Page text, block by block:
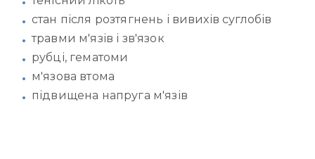
стан після розтягнень і вивихів суглобів
травми м'язів і зв'язок
рубці, гематоми
м'язова втома
підвищена напруга м'язів